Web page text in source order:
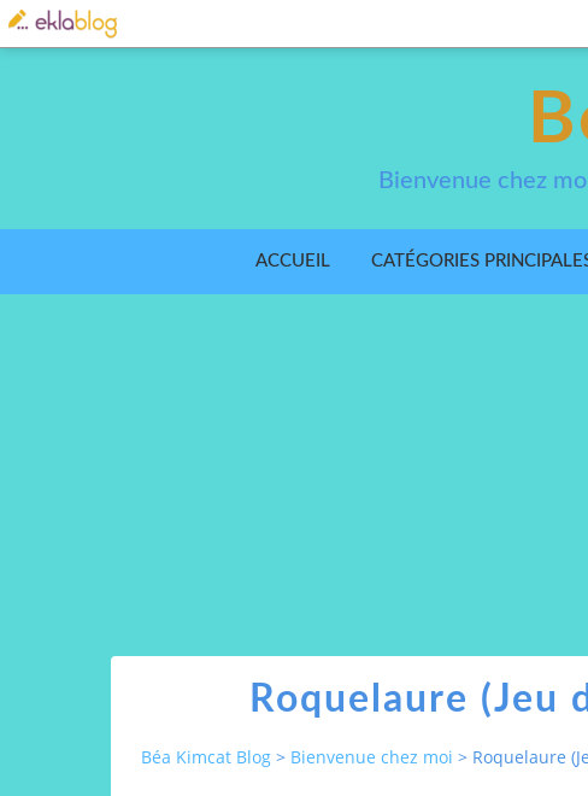
Bienvenue chez
ACCUEIL CATÉGORIES
Roquelaure (Jeu
Béa Kimcat Blog > Bienvenue chez moi > Roquelaure